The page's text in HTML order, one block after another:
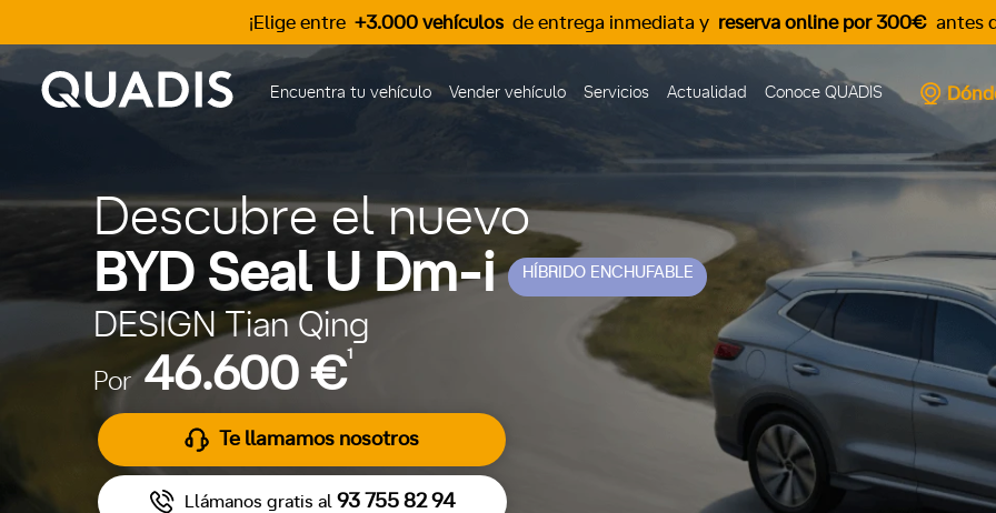
¡Elige entre +3.000 vehículos de entrega inmediata y reserva online por 300€ antes
Encuentra tu vehículo Vender vehículo Servicios Actualidad Conoce QUADIS
Descubre el nuevo
BYD Seal U Dm-i
HÍBRIDO ENCHUFABLE
DESIGN Tian Qing
Por 46.600 €1
Te llamamos nosotros
Llámanos gratis al 93 755 82 94